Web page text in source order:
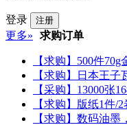
登录 注册
更多» 求购订单
【求购】500件
【求购】日本王子
【采购】13000张
【求购】版纸1件/
【求购】数码油墨